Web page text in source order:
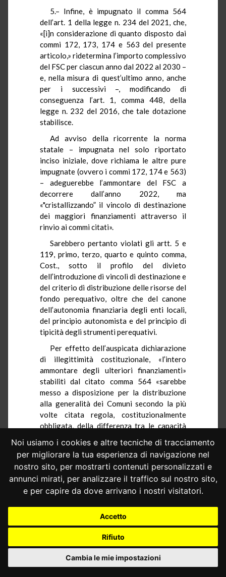
Noi usiamo i cookies e altre tecniche di tracciamento
per migliorare la tua esperienza di navigazione nel
nostro sito, per mostrarti contenuti personalizzati e
annunci mirati, per analizzare il traffico sul nostro sito,
e per capire da dove arrivano i nostri visitatori.
Accetto
Rifiuto
Cambia le mie impostazioni
5.– Infine, è impugnato il comma 564
dell’art. 1 della legge n. 234 del 2021, che,
«[i]n considerazione di quanto disposto dai
commi 172, 173, 174 e 563 del presente
articolo,» ridetermina l’importo complessivo
del FSC per ciascun anno dal 2022 al 2030 –
e, nella misura di quest’ultimo anno, anche
per i successivi –, modificando di
conseguenza l’art. 1, comma 448, della
legge n. 232 del 2016, che tale dotazione
stabilisce.
Ad avviso della ricorrente la norma
statale – impugnata nel solo riportato
inciso iniziale, dove richiama le altre pure
impugnate (ovvero i commi 172, 174 e 563)
– adeguerebbe l’ammontare del FSC a
decorrere dall’anno 2022, ma
«"cristallizzando” il vincolo di destinazione
dei maggiori finanziamenti attraverso il
rinvio ai commi citati».
Sarebbero pertanto violati gli artt. 5 e
119, primo, terzo, quarto e quinto comma,
Cost., sotto il profilo del divieto
dell’introduzione di vincoli di destinazione e
del criterio di distribuzione delle risorse del
fondo perequativo, oltre che del canone
dell’autonomia finanziaria degli enti locali,
del principio autonomista e del principio di
tipicità degli strumenti perequativi.
Per effetto dell’auspicata dichiarazione
di illegittimità costituzionale, «l’intero
ammontare degli ulteriori finanziamenti»
stabiliti dal citato comma 564 «sarebbe
messo a disposizione per la distribuzione
alla generalità dei Comuni secondo la più
volte citata regola, costituzionalmente
obbligata, della differenza tra le capacità
dall’art. 1, comma 449, lettera c), della legge
n. 232 del 2016.
6.– Il Presidente del Consiglio dei
ministri, rappresentato e difeso
dall’Avvocatura generale dello Stato, si è
costituito in giudizio con atto depositato il
9 aprile 2022, chiedendo di dichiarare il
ricorso inammissibile e, in subordine, non
6.1.– Ad avviso dell’Avvocatura, il
petitum della ricorrente ambirebbe alla